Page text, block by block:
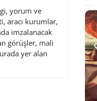
yorum ve
aracı kurumlar,
imzalanacak
görüşler, mali
yer alan